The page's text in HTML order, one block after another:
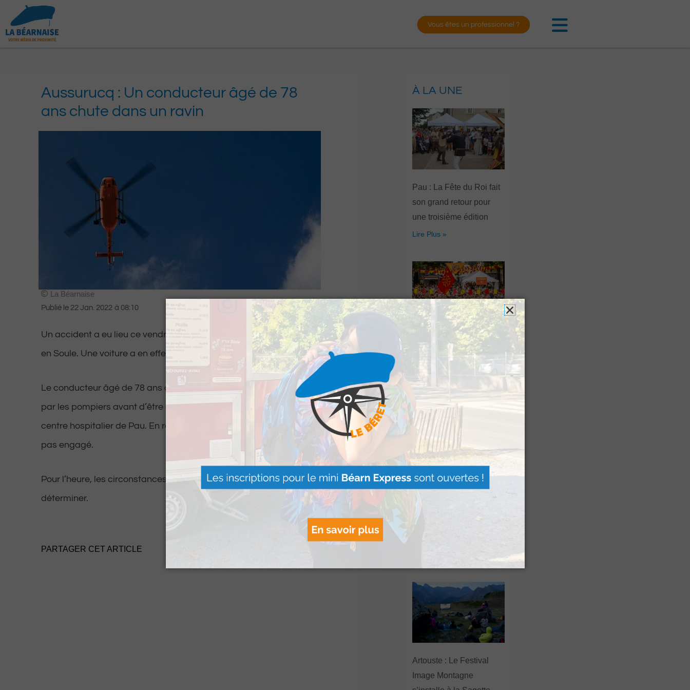
contenu
Vous êtes un professionnel ?
Aussurucq : Un conducteur âgé de 78
ans chute dans un ravin
La Béarnaise
Publié le 22 Jan. 2022 à 08:10
Un accident a eu lieu ce vendredi en fin d’après-midi à Aussurucq,
en Soule. Une voiture a en effet chuté dans un ravin.
Le conducteur âgé de 78 ans a dû être désincarcéré du véhicule
par les pompiers avant d’être évacué dans un état grave vers le
centre hospitalier de Pau. En revanche, son pronostic vital ne serait
pas engagé.
Pour l’heure, les circonstances de l’accident restent encore à
déterminer.
PARTAGER CET ARTICLE
À LA UNE
Pau : La Fête du Roi fait
son grand retour pour
une troisième édition
Lire Plus »
Hestiv’Òc : Les férias
Béarnaises font leur
grand retour à Pau
Lire Plus »
offert par Version
Voyages pour les grands
Artouste : Le Festival
Image Montagne